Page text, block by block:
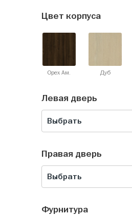
Цвет корпуса
Орех Ам. Дуб
Левая дверь
Выбрать
Правая дверь
Выбрать
Фурнитура